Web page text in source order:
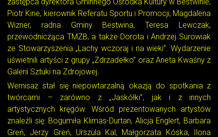
zastępca dyrektora Gminnego Ośrodka Kultury w Bestwinie,
Piotr Kine, kierownik Referatu Sportu i Promocji, Magdalena
Wizner, radna Gminy Bestwina, Teresa Lewczak,
przewodnicząca TMZB, a także Dorota i Andrzej Surowiak
ze Stowarzyszenia „Lachy wczoraj i na wieki”. Wydarzenie
uświetnili artyści z grupy „Zdrzadełko” oraz Aneta Kwaśny z
Galerii Sztuki na Zdrojowej.
Wernisaż stał się niepowtarzalną okazją do spotkania z
twórcami – zarówno z „Jaskółki”, jak i z innych
artystycznych kręgów. Wśród prezentowanych artystów
znaleźli się: Bogumiła Klimas-Durtan, Alicja Englert, Barbara
Greń, Jerzy Greń, Urszula Kal, Małgorzata Kóska, Ilona